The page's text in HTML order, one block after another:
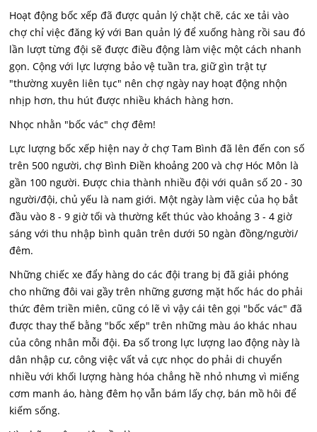
Hoạt động bốc xếp đã được quản lý chặt chẽ, các xe tải vào
chợ chỉ việc đăng ký với Ban quản lý để xuống hàng rồi sau đó
lần lượt từng đội sẽ được điều động làm việc một cách nhanh
gọn. Cộng với lực lượng bảo vệ tuần tra, giữ gìn trật tự
"thường xuyên liên tục" nên chợ ngày nay hoạt động nhộn
nhịp hơn, thu hút được nhiều khách hàng hơn.
Nhọc nhằn "bốc vác" chợ đêm!
Lực lượng bốc xếp hiện nay ở chợ Tam Bình đã lên đến con số
trên 500 người, chợ Bình Điền khoảng 200 và chợ Hóc Môn là
gần 100 người. Được chia thành nhiều đội với quân số 20 - 30
người/đội, chủ yếu là nam giới. Một ngày làm việc của họ bắt
đầu vào 8 - 9 giờ tối và thường kết thúc vào khoảng 3 - 4 giờ
sáng với thu nhập bình quân trên dưới 50 ngàn đồng/người/
đêm.
Những chiếc xe đẩy hàng do các đội trang bị đã giải phóng
cho những đôi vai gầy trên những gương mặt hốc hác do phải
thức đêm triền miên, cũng có lẽ vì vậy cái tên gọi "bốc vác" đã
được thay thế bằng "bốc xếp" trên những màu áo khác nhau
của công nhân mỗi đội. Đa số trong lực lượng lao động này là
dân nhập cư, công việc vất vả cực nhọc do phải di chuyển
nhiều với khối lượng hàng hóa chẳng hề nhỏ nhưng vì miếng
cơm manh áo, hàng đêm họ vẫn bám lấy chợ, bán mồ hôi để
kiếm sống.